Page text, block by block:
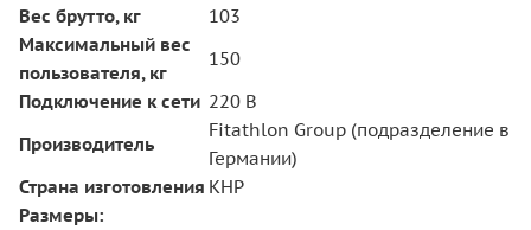
Вес брутто, кг
103
Максимальный вес
пользователя, кг
150
Подключение к сети 220 В
Производитель
Fitathlon Group (подразделение в
Германии)
Страна изготовления КНР
Размеры: